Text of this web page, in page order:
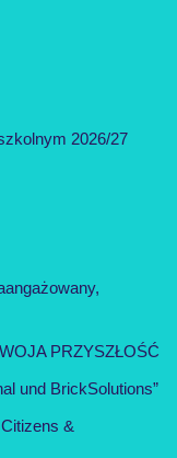
2026/27
PRZYSZŁOŚĆ
und BrickSolutions”
&